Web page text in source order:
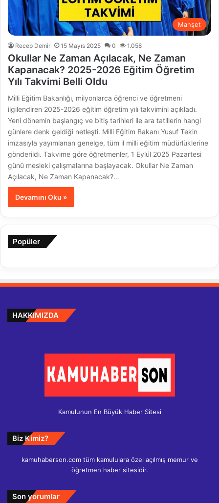
Manşet
Recep Demir 15 Mayıs 2025 0 1.058
Okullar Ne Zaman Açılacak, Ne Zaman
Kapanacak? 2025-2026 Eğitim Öğretim
Yılı Takvimi Belli Oldu
Milli Eğitim Bakanlığı, milyonlarca öğrenci ve öğretmeni
ilgilendiren 2025-2026 eğitim öğretim yılı takvimini açıkladı.
Yeni dönemin başlangıç ve bitiş tarihleri ile ara tatillerin hangi
günlere denk geldiği netleşti. Milli Eğitim Bakanı Yusuf Tekin
imzasıyla yayımlanan genelge, tüm il milli eğitim müdürlüklerine
gönderildi. Takvime göre öğretmenler, 1 Eylül 2025 Pazartesi
günü mesleki çalışmalarına başlayacak. Okullar Ne Zaman
Açılacak, Ne Zaman Kapanacak?…
Devamını Oku »
Popüler
HAKKIMIZDA
Kamulunun En Büyük Haber Sitesi
Biz Kimiz?
kamuhaberson.com tüm kamululara özel açılmış memur ve
öğretmen haber sitesidir.
Son yorumlar